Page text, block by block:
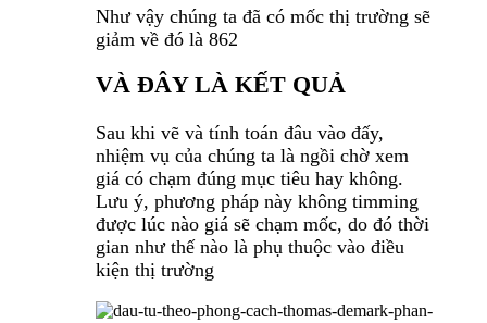
Như vậy chúng ta đã có mốc thị trường sẽ
giảm về đó là 862
VÀ ĐÂY LÀ KẾT QUẢ
Sau khi vẽ và tính toán đâu vào đấy,
nhiệm vụ của chúng ta là ngồi chờ xem
giá có chạm đúng mục tiêu hay không.
Lưu ý, phương pháp này không timming
được lúc nào giá sẽ chạm mốc, do đó thời
gian như thế nào là phụ thuộc vào điều
kiện thị trường